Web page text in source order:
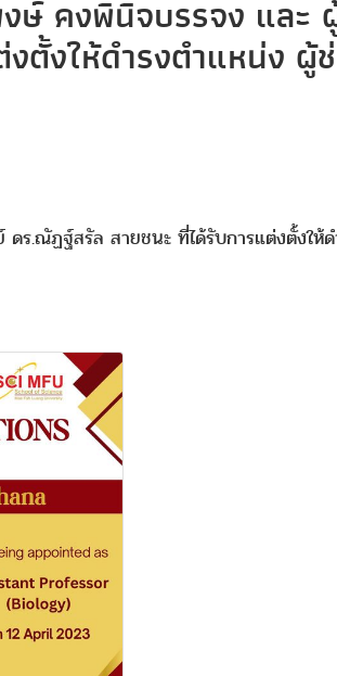
ษ์ คงพินิจบรรจง และ
ตั้งให้ดำรงตำแหน่ง ผู้
ร.ณัฏฐ์สรัล สายชนะ ที่ได้รับการแต่งตั้งให้